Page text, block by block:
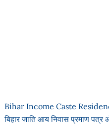
Bihar Income Caste
बिहार जाति आय निवास प्रमाण